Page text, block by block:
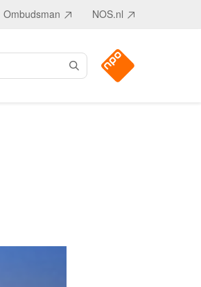
Ombudsman NOS.nl